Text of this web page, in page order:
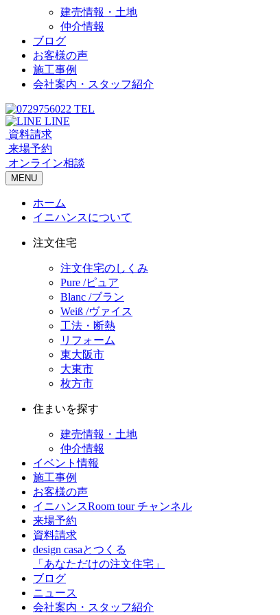
建売情報・土地
仲介情報
ブログ
お客様の声
施工事例
会社案内・スタッフ紹介
TEL
LINE
資料請求
来場予約
オンライン相談
MENU
ホーム
イニハンスについて
注文住宅
注文住宅のしくみ
Pure /ピュア
Blanc /ブラン
Weiß /ヴァイス
工法・断熱
リフォーム
東大阪市
大東市
枚方市
住まいを探す
建売情報・土地
仲介情報
イベント情報
施工事例
お客様の声
イニハンスRoom tour チャンネル
来場予約
資料請求
design casaとつくる
「あなただけの注文住宅」
ブログ
ニュース
会社案内・スタッフ紹介